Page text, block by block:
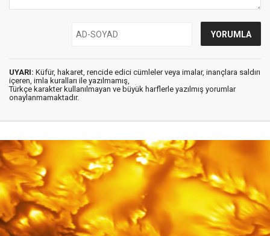
UYARI: Küfür, hakaret, rencide edici cümleler veya imalar, inançlara saldırı
içeren, imla kuralları ile yazılmamış,
Türkçe karakter kullanılmayan ve büyük harflerle yazılmış yorumlar
onaylanmamaktadır.